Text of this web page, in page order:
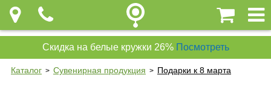
Скидка на белые кружки 26% Посмотреть
Каталог > Сувенирная продукция > Подарки к 8 марта